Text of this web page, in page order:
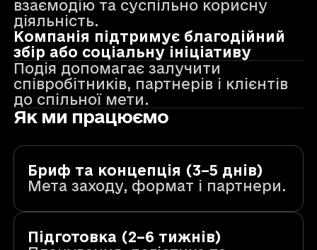
взаємодію та суспільно корисну
діяльність.
Компанія підтримує благодійний
збір або соціальну ініціативу
Подія допомагає залучити
співробітників, партнерів і клієнтів
до спільної мети.
Як ми працюємо
Бриф та концепція (3–5 днів)
Мета заходу, формат і партнери.
Підготовка (2–6 тижнів)